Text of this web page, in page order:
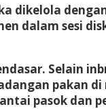
dikelola
dalam sesi
Selain
pakan
pasok dan